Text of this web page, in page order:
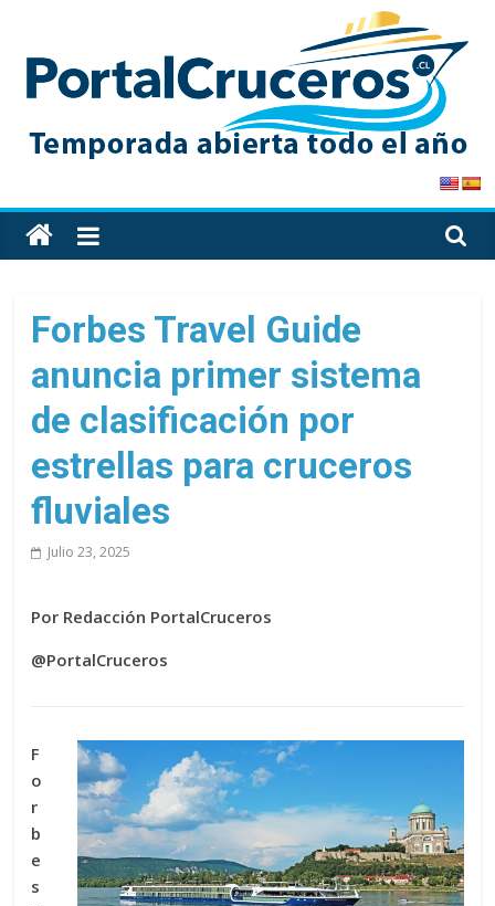
content
PortalCruceros
Toda
la
de
cruceros
en
un
solo
Forbes Travel Guide
anuncia primer sistema
de clasificación por
estrellas para cruceros
fluviales
Julio 23, 2025
Por Redacción PortalCruceros
@PortalCruceros
F
o
r
b
e
s